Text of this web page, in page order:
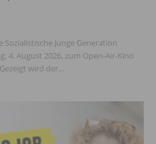
Junge Generation
4. August 2026, zum Open-Air-Kino
wird der...